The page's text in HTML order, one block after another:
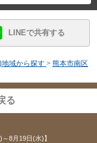
LINEで共有する
域から探す > 熊本市南区
る
8月19日(水)】